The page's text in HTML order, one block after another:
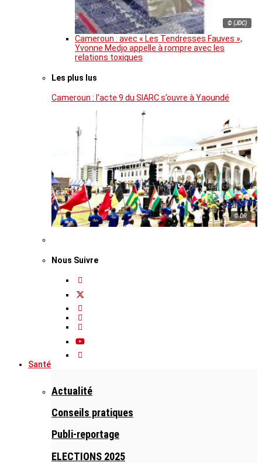
© (JDC)
Cameroun : avec « Les Tendresses Fauves »,
Yvonne Medjo appelle à rompre avec les
relations toxiques
Les plus lus
Cameroun : l’acte 9 du SIARC s’ouvre à Yaoundé
© DR
Nous Suivre
Santé
Actualité
Conseils pratiques
Publi-reportage
ELECTIONS 2025